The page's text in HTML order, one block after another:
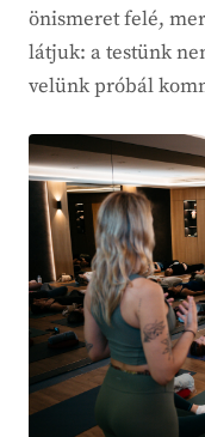
önismeret felé,
látjuk: a testünk
velünk próbál